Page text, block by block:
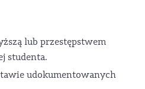
lub przestępstwem
studenta.
udokumentowanych